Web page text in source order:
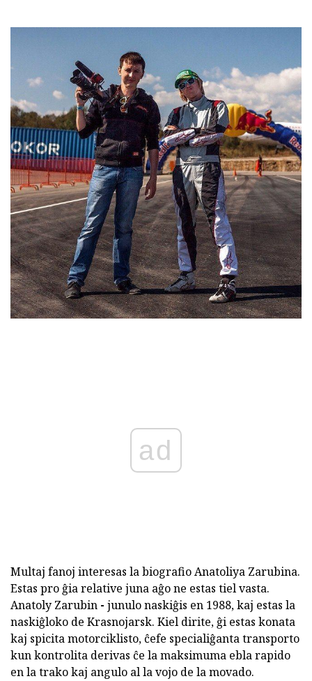
ad
Multaj fanoj interesas la biografio Anatoliya Zarubina.
Estas pro ĝia relative juna aĝo ne estas tiel vasta.
Anatoly Zarubin - junulo naskiĝis en 1988, kaj estas la
naskiĝloko de Krasnojarsk. Kiel dirite, ĝi estas konata
kaj spicita motorciklisto, ĉefe specialiĝanta transporto
kun kontrolita derivas ĉe la maksimuma ebla rapido
en la trako kaj angulo al la vojo de la movado.